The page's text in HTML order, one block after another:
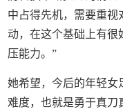
中占得先机，需要重视
动，在这个基础上有很
压能力。”
她希望，今后的年轻女
难度，也就是勇于真